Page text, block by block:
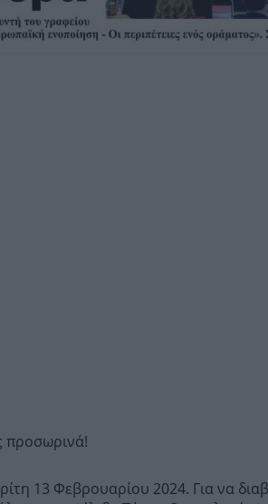
προσωρινά!
13 Φεβρουαρίου 2024. Για να